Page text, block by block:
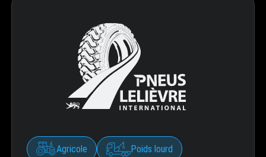
Agricole Poids lourd